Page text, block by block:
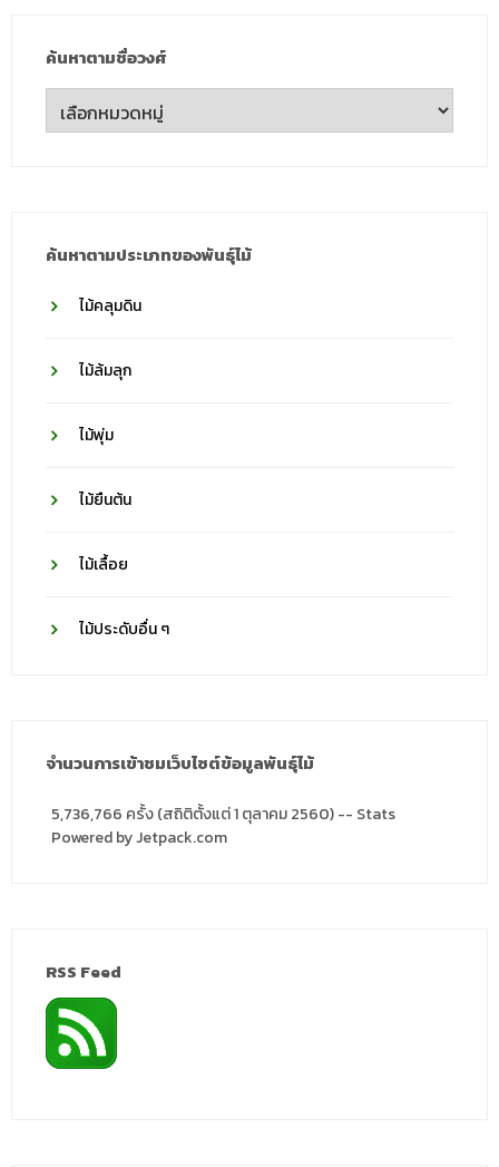
ค้นหาตามชื่อวงศ์
ค้นหา
ตาม
ค้นหาตามประเภทของพันธุ์ไม้
ไม้คลุมดิน
ไม้ล้มลุก
ไม้พุ่ม
ไม้ยืนต้น
ไม้เลื้อย
ไม้ประดับอื่น ๆ
จำนวนการเข้าชมเว็บไซต์ข้อมูลพันธุ์ไม้
5,736,766 ครั้ง (สถิติตั้งแต่ 1 ตุลาคม 2560) -- Stats
Powered by Jetpack.com
RSS Feed